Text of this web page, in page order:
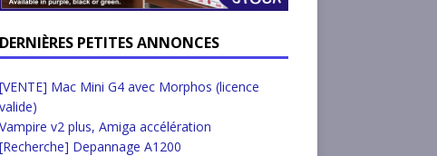
DERNIÈRES PETITES ANNONCES
[VENTE] Mac Mini G4 avec Morphos (licence
valide)
Vampire v2 plus, Amiga accélération
[Recherche] Depannage A1200